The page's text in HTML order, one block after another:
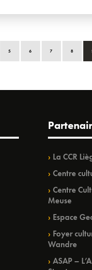
5 6 7 8
La CCR
Centre
Centre
Meuse
Espace
Foyer
Wandre
ASAP –